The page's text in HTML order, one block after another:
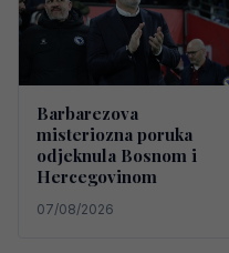
Barbarezova
misteriozna poruka
odjeknula Bosnom i
Hercegovinom
07/08/2026